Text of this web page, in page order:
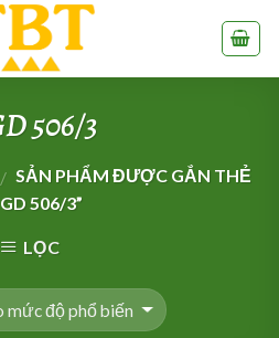
506/3
/ SẢN PHẨM ĐƯỢC GẮN THẺ
506/3”
LỌC